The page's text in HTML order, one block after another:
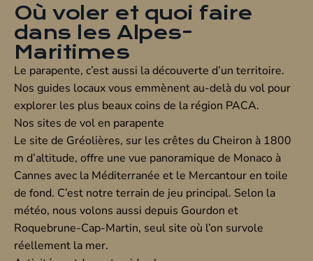
Où voler et quoi faire
dans les Alpes-
Maritimes
Le parapente, c’est aussi la découverte d’un territoire.
Nos guides locaux vous emmènent au-delà du vol pour
explorer les plus beaux coins de la région PACA.
Nos sites de vol en parapente
Le site de Gréolières, sur les crêtes du Cheiron à 1800
m d’altitude, offre une vue panoramique de Monaco à
Cannes avec la Méditerranée et le Mercantour en toile
de fond. C’est notre terrain de jeu principal. Selon la
météo, nous volons aussi depuis Gourdon et
Roquebrune-Cap-Martin, seul site où l’on survole
réellement la mer.